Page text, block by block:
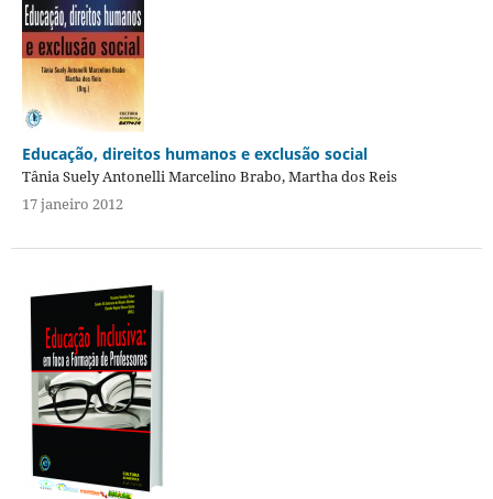
Educação, direitos humanos e exclusão social
Tânia Suely Antonelli Marcelino Brabo, Martha dos Reis
17 janeiro 2012